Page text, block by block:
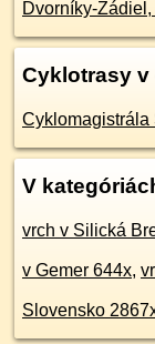
Dvorníky-Zádiel,
Cyklotrasy v
Cyklomagistrála
V
vrch v Silická
v Gemer 644x,
Slovensko